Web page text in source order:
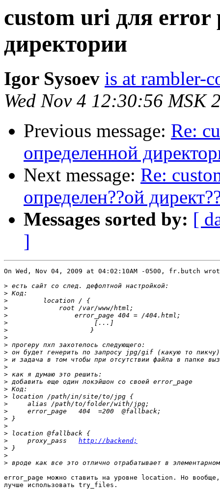
custom uri для error
директории
Igor Sysoev is at rambler-
Wed Nov 4 12:30:56 MSK
Previous message: Re:
определенной
Next message: Re:
определен??ой
Messages sorted by: [
]
On Wed, Nov 04, 2009 at 04:02:10AM -0500, fr.butch
>
>
>
>
>
>
>
>
>
>
>
>
>
>
>
>
>
>
>
>
>
>
     proxy_pass
http://backend;
>
>
>
error_page можно ставить на уровне location. Но
лучше использовать try_files.